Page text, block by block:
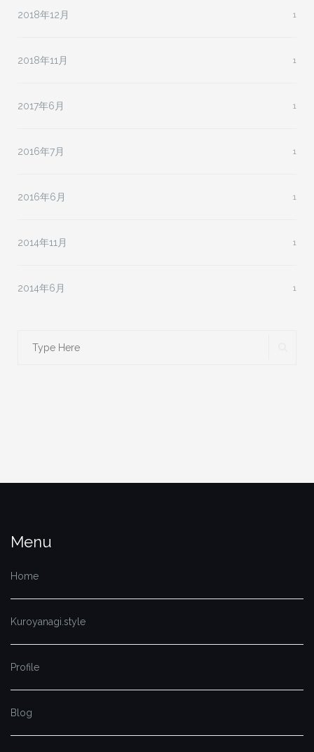
2018年12月 1
2018年11月 1
2017年6月 1
2016年7月 1
2016年6月 1
2014年11月 1
2014年6月 1
Search
Menu
Home
Kuroyanagi.style
Profile
Blog